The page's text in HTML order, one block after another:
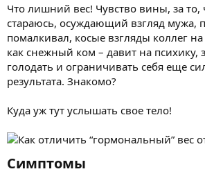
Что лишний вес! Чувство вины, за то,
стараюсь, осуждающий взгляд мужа,
помалкивал, косые взгляды коллег на
как снежный ком – давит на психику,
голодать и ограничивать себя еще
результата. Знакомо?
Куда уж тут услышать свое тело!
Симптомы​